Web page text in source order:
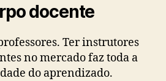
docente
Ter instrutores
no mercado faz toda a
do aprendizado.